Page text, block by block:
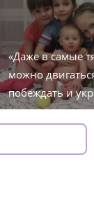
«Даже в самые
можно
побеждать и